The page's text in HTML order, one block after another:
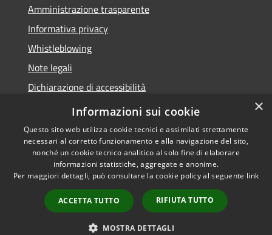
Amministrazione trasparente
Informativa privacy
Whistleblowing
Note legali
Dichiarazione di accessibilità
Piano di miglioramento
Accessibilità
Copyright © 2026 • Comune di
Lastra a Signa • Powered by
Municipium•
Accesso
redazione
×
Informazioni sui cookie
Questo sito web utilizza cookie tecnici e assimilati strettamente
necessari al corretto funzionamento e alla navigazione del sito,
nonché un cookie tecnico analitico al solo fine di elaborare
informazioni statistiche, aggregate e anonime.
Per maggiori dettagli, può consultare la cookie policy al seguente link
ACCETTA TUTTO RIFIUTA TUTTO
MOSTRA DETTAGLI